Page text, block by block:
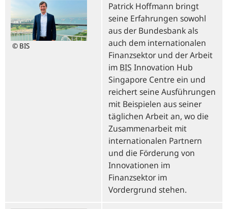
© BIS
Patrick Hoffmann bringt
seine Erfahrungen sowohl
aus der Bundesbank als
auch dem internationalen
Finanzsektor und der Arbeit
im BIS Innovation Hub
Singapore Centre ein und
reichert seine Ausführungen
mit Beispielen aus seiner
täglichen Arbeit an, wo die
Zusammenarbeit mit
internationalen Partnern
und die Förderung von
Innovationen im
Finanzsektor im
Vordergrund stehen.